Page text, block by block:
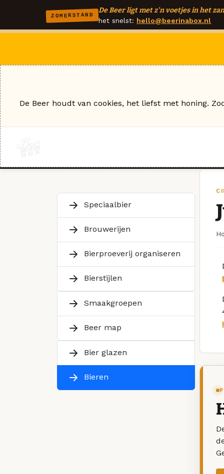
ZOMERSTAND
De Beer ligt met z'n voetjes in het
het snelst: hello@beerinabox.nl
Speciaalbier
Brouwerijen
Bierproeverij organiseren
Bierstijlen
Smaakgroepen
Beer map
Bier glazen
Bieren
De Beer houdt van cookies, het liefst met honing.